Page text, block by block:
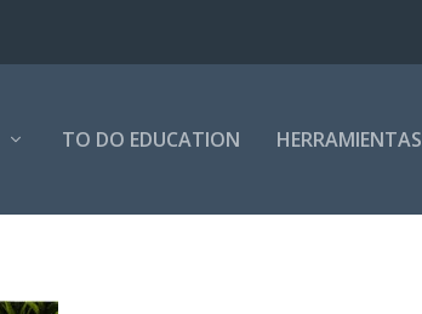
TO DO EDUCATION HERRAMIENTAS